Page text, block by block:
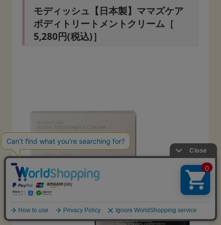
モディッシュ【日本製】ママズケア
ボディトリートメントクリーム［
5,280円(税込)］